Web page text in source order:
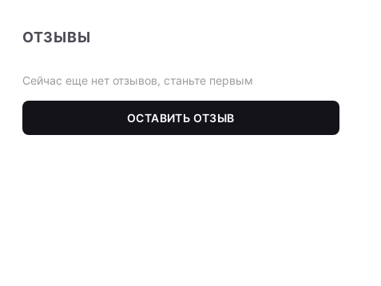
ОТЗЫВЫ
Сейчас еще нет отзывов, станьте первым
ОСТАВИТЬ ОТЗЫВ